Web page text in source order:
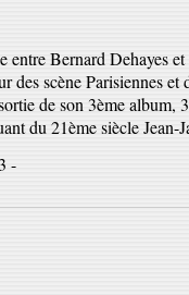
entre Bernard Dehayes
des scène Parisiennes
de son 3ème album,
du 21ème siècle Jean-